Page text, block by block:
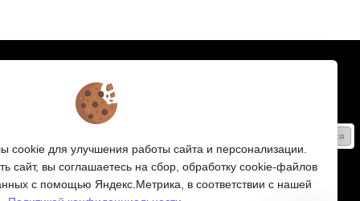
Получайте только полезные статьи!
Подписаться
Согласен на обработку персональных данных
Мы в соцсетях:
cookie для улучшения работы сайта и персонализации.
сайт, вы соглашаетесь на сбор, обработку cookie-файлов
с помощью Яндекс.Метрика, в соответствии с нашей